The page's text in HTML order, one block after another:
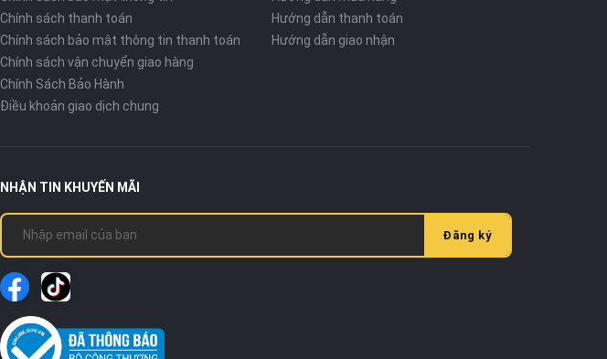
Chính sách thanh toán
Chính sách bảo mật thông tin thanh toán
Chính sách vận chuyển giao hàng
Chính Sách Bảo Hành
Điều khoản giao dịch chung
Hướng dẫn thanh toán
Hướng dẫn giao nhận
NHẬN TIN KHUYẾN MÃI
Đăng ký